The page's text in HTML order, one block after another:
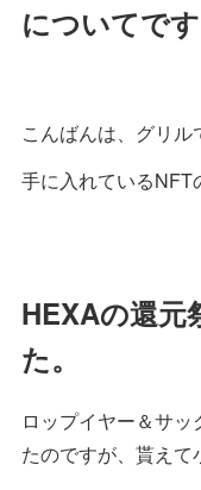
についてです
こんばんは、グリル
手に入れているNFT
HEXAの還元
た。
ロップイヤー＆サ
たのですが、貰えて